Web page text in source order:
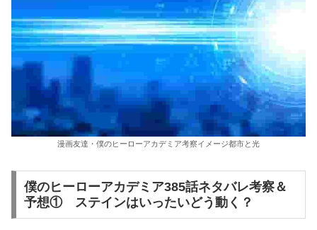
漫画友達・僕のヒーローアカデミア考察イメージ都市と光
僕のヒーローアカデミア385話ネタバレ考察＆
予想① ステインはいったいどう動く？